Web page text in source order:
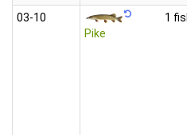
03‑10
Pike
1